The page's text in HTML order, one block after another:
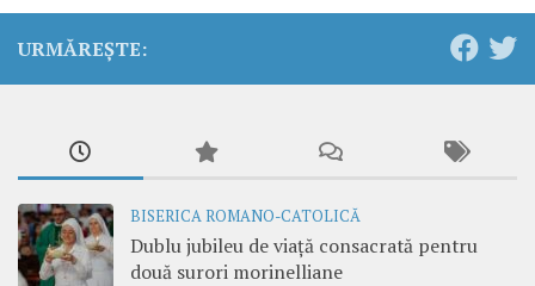
URMĂREȘTE:
BISERICA ROMANO-CATOLICĂ
Dublu jubileu de viață consacrată pentru
două surori morinelliane